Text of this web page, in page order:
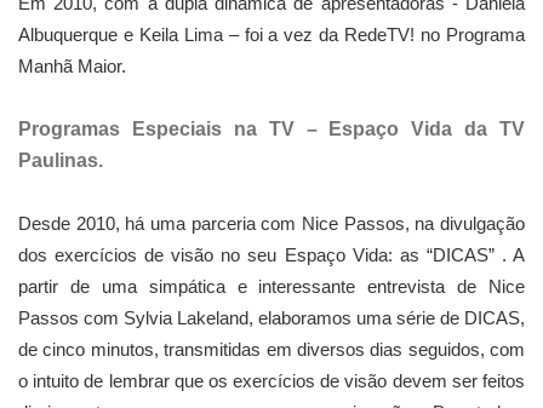
Albuquerque e Keila Lima – foi a vez da RedeTV! no Programa
Manhã Maior.
Programas Especiais na TV – Espaço Vida da TV
Paulinas.
Desde 2010, há uma parceria com Nice Passos, na divulgação
dos exercícios de visão no seu Espaço Vida: as “DICAS” . A
partir de uma simpática e interessante entrevista de Nice
Passos com Sylvia Lakeland, elaboramos uma série de DICAS,
de cinco minutos, transmitidas em diversos dias seguidos, com
o intuito de lembrar que os exercícios de visão devem ser feitos